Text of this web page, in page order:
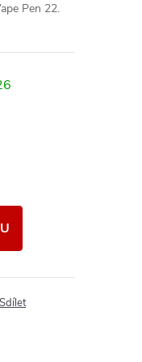
Pen 22.
Sdílet